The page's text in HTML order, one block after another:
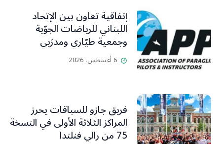
إتفاقية تعاون بين الإتحاد
اللبناني للرياضات الجوّية
وجمعية طيّاري ومدرّبي
الطيران الشراعي
6 أغسطس، 2026
فريق جازو للسباقات يحرز
المراكز الثلاثة الأولى في النسخة
75 من رالي فنلندا